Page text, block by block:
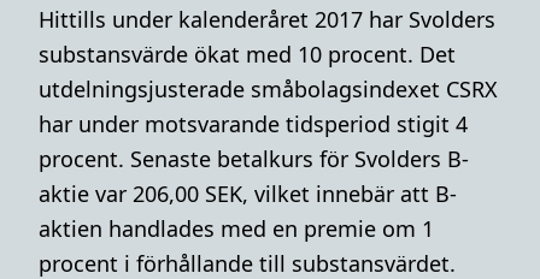
Hittills under kalenderåret 2017 har Svolders
substansvärde ökat med 10 procent. Det
utdelningsjusterade småbolagsindexet CSRX
har under motsvarande tidsperiod stigit 4
procent. Senaste betalkurs för Svolders B-
aktie var 206,00 SEK, vilket innebär att B-
aktien handlades med en premie om 1
procent i förhållande till substansvärdet.